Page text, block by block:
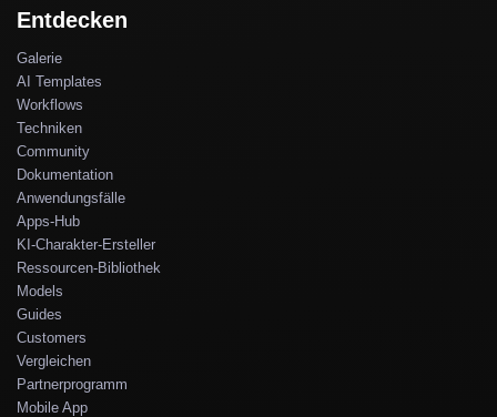
Entdecken
Galerie
AI Templates
Workflows
Techniken
Community
Dokumentation
Anwendungsfälle
Apps-Hub
KI-Charakter-Ersteller
Ressourcen-Bibliothek
Models
Guides
Customers
Vergleichen
Partnerprogramm
Mobile App